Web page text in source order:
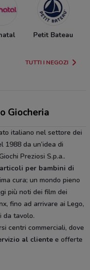
Petit Bateau
TUTTI I NEGOZI
Giocheria
italiano nel settore dei
da un’idea di
Preziosi S.p.a..
articoli per bambini di
cura; un mondo pieno
più noti dei film dei
fino ad arrivare ai Lego,
da tavolo.
centri commerciali, dove
al cliente e offerte